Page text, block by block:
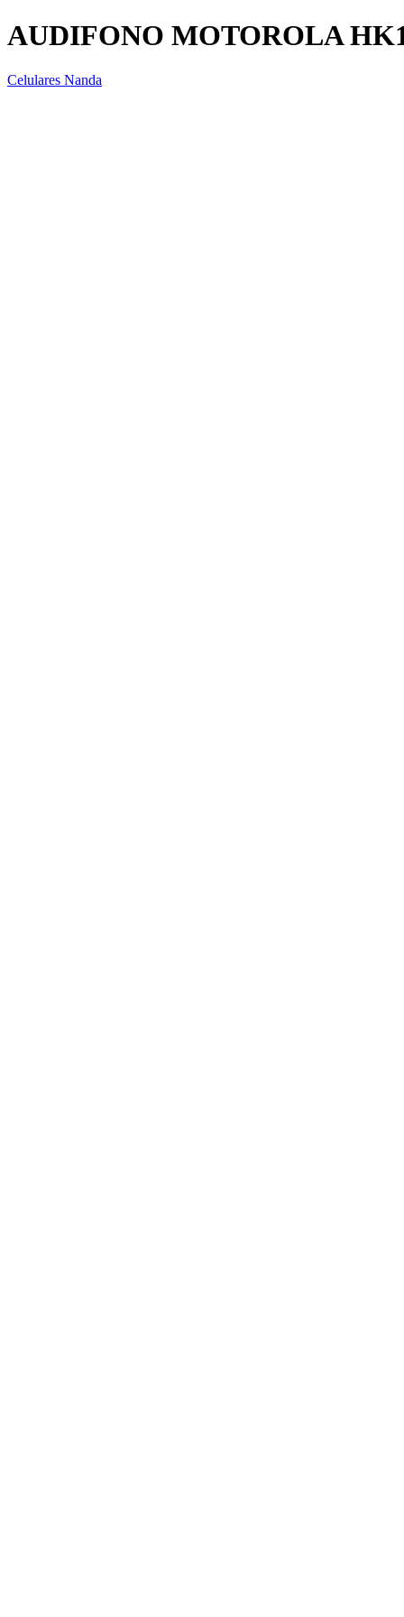
AUDIFONO MOTOROLA
Celulares Nanda